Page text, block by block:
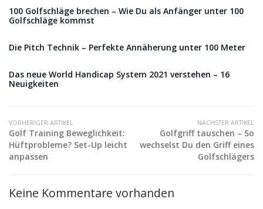
100 Golfschläge brechen – Wie Du als Anfänger unter 100
Golfschläge kommst
Die Pitch Technik – Perfekte Annäherung unter 100 Meter
Das neue World Handicap System 2021 verstehen – 16
Neuigkeiten
VORHERIGER ARTIKEL
Golf Training Beweglichkeit:
Hüftprobleme? Set-Up leicht
anpassen
NÄCHSTER ARTIKEL
Golfgriff tauschen – So
wechselst Du den Griff eines
Golfschlägers
Keine Kommentare vorhanden